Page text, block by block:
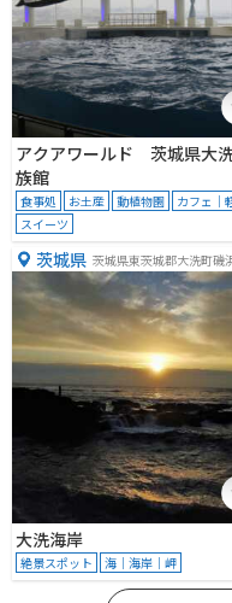
アクアワールド 茨城県大
族館
食事処 お土産 動植物園
カフェ｜
スイーツ
茨城県 茨城県東茨城郡大洗町磯
大洗海岸
絶景スポット 海｜海岸｜岬